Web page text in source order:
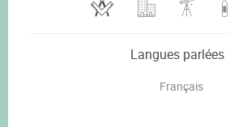
Langues parlées
Français